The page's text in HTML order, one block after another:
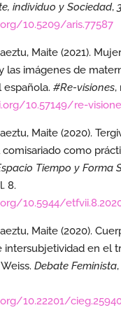
individuo y Sociedad,
10.5209/aris.77587
Maite (2021).
las imágenes de
española. #Re-visiones,
10.57149/re-
Maite (2020).
comisariado como
Tiempo y Forma
8.
10.5944/
Maite (2020).
intersubjetividad en el
Debate Feminista
10.22201/